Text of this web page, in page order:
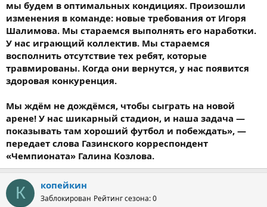
мы будем в оптимальных кондициях. Произошли
изменения в команде: новые требования от Игоря
Шалимова. Мы стараемся выполнять его наработки.
У нас играющий коллектив. Мы стараемся
восполнить отсутствие тех ребят, которые
травмированы. Когда они вернутся, у нас появится
здоровая конкуренция.
Мы ждём не дождёмся, чтобы сыграть на новой
арене! У нас шикарный стадион, и наша задача —
показывать там хороший футбол и побеждать», —
передает слова Газинского корреспондент
«Чемпионата» Галина Козлова.
К копейкин
Заблокирован Рейтинг сезона: 0